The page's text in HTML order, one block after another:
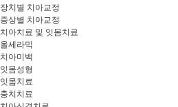
장치별 치아교정
증상별 치아교정
치아치료 및 잇몸치료
올세라믹
치아미백
잇몸성형
잇몸치료
충치치료